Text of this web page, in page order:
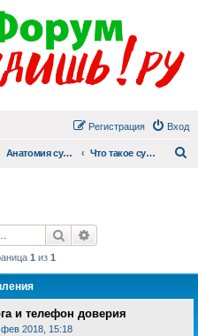
Вход
Регистрация
Анатомия суицида Что такое суицид
Поиск
1 из 1
и телефон доверия
2018, 15:18